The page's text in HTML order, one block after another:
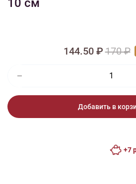
10 см
144.50 ₽170 ₽
Добавить в
+7